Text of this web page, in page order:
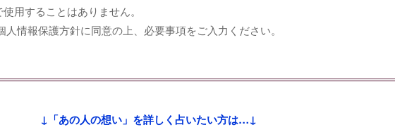
用することはありません。
人情報保護方針に同意の上、必要事項をご入力ください。
↓「あの人の想い」を詳しく占いたい方は…↓